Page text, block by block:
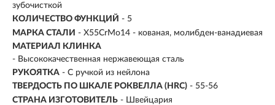
зубочисткой
КОЛИЧЕСТВО ФУНКЦИЙ - 5
МАРКА СТАЛИ - X55CrMo14 - кованая, молибден-ванадиевая
МАТЕРИАЛ КЛИНКА
- Высококачественная нержавеющая сталь
РУКОЯТКА - С ручкой из нейлона
ТВЕРДОСТЬ ПО ШКАЛЕ РОКВЕЛЛА (HRC) - 55-56
СТРАНА ИЗГОТОВИТЕЛЬ - Швейцария